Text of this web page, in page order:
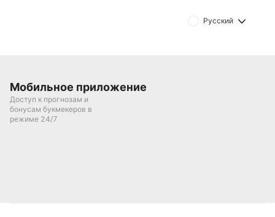
Русский
Мобильное приложение
Доступ к прогнозам и
бонусам букмекеров в
режиме 24/7